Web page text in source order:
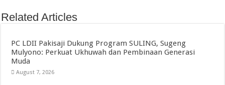
Related Articles
PC LDII Pakisaji Dukung Program SULING, Sugeng
Mulyono: Perkuat Ukhuwah dan Pembinaan Generasi
Muda
August 7, 2026